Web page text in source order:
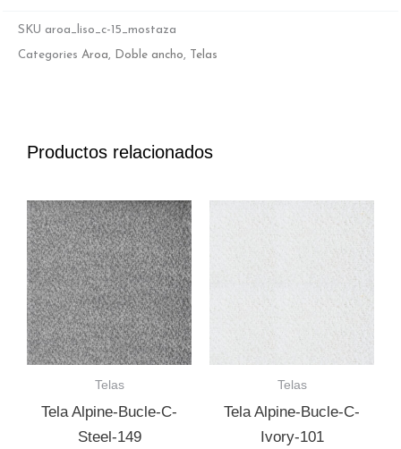
SKU aroa_liso_c-15_mostaza
Categories Aroa Doble ancho Telas
Productos relacionados
Telas
Tela Alpine-Bucle-C-
Steel-149
Telas
Tela Alpine-Bucle-C-
Ivory-101